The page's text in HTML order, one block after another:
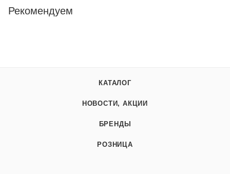
Рекомендуем
КАТАЛОГ
НОВОСТИ, АКЦИИ
БРЕНДЫ
РОЗНИЦА